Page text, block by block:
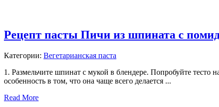
Рецепт пасты Пичи из шпината с
Категории: Вегетарианская паста
1. Размельчите шпинат с мукой в блендере. Попробуйте
особенность в том, что она чаще всего делается ...
Read More